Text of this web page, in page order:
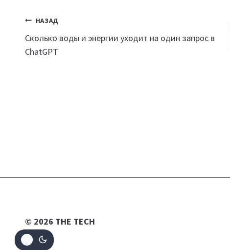
Навигация
по
НАЗАД
Сколько воды и энергии уходит на один запрос в
ChatGPT
© 2026 THE TECH